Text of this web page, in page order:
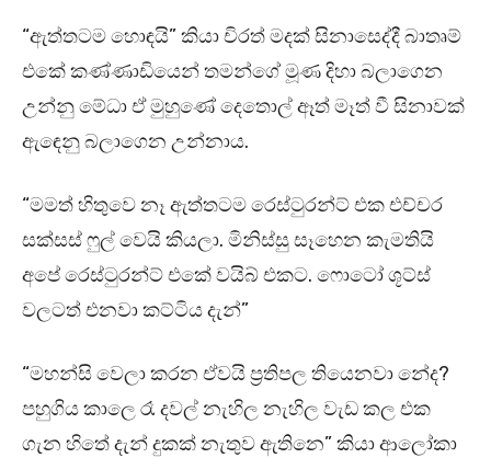
“ඇත්තටම හොඳයි” කියා චිරත් මදක් සිනාසෙද්දී බාතෘම්
එකේ කණ්ණාඩියෙන් තමන්ගේ මූණ දිහා බලාගෙන
උන්නු මේධා ඒ මුහුණේ දෙතොල් ඈත් මෑත් වී සිනාවක්
ඇඳෙනු බලාගෙන උන්නාය.
“මමත් හිතුවෙ නෑ ඇත්තටම රෙස්ටුරන්ට් එක එච්චර
සක්සස් ෆුල් වෙයි කියලා. මිනිස්සු සෑහෙන කැමතියි
අපේ රෙස්ටුරන්ට් එකේ වයිබ් එකට. ෆොටෝ ශූට්ස්
වලටත් එනවා කට්ටිය දැන්”
“මහන්සි වෙලා කරන ඒවයි ප්‍රතිපල තියෙනවා නේද?
පහුගිය කාලෙ රෑ දවල් නැහිල නැහිල වැඩ කල එක
ගැන හිතේ දැන් දුකක් නැතුව ඇතිනෙ” කියා ආලෝකා